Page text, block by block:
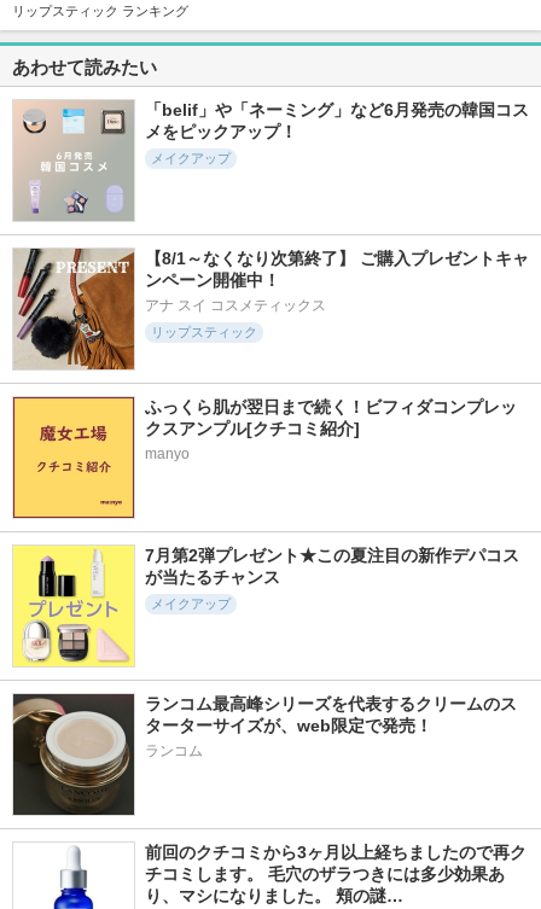
ミンググロス
4613件
フルーティーグラム
Laka ケイト
リップモンスター
5.6
22094件
超細芯アイブロウ
5.7
5865件
5.3
3059件
ルージュデコルテ
コスメデコルテ hince
KANEBO
リップスティック ランキング
あわせて読みたい
「belif」や「ネーミング」など6月発売の韓国コス
メをピックアップ！
メイクアップ
【8/1～なくなり次第終了】 ご購入プレゼントキャ
ンペーン開催中！
アナ スイ コスメティックス
リップスティック
ふっくら肌が翌日まで続く！ビフィダコンプレッ
クスアンプル[クチコミ紹介]
manyo
7月第2弾プレゼント★この夏注目の新作デパコス
が当たるチャンス
メイクアップ
ランコム最高峰シリーズを代表するクリームのス
ターターサイズが、web限定で発売！
ランコム
前回のクチコミから3ヶ月以上経ちましたので再ク
チコミします。 毛穴のザラつきには多少効果あ
り、マシになりました。 頬の謎…